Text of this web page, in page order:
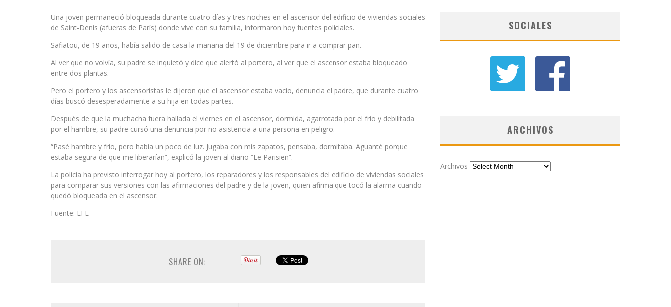
Una joven permaneció bloqueada durante cuatro días y tres noches en el ascensor del edificio de viviendas sociales
de Saint-Denis (afueras de París) donde vive con su familia, informaron hoy fuentes policiales.
Safiatou, de 19 años, había salido de casa la mañana del 19 de diciembre para ir a comprar pan.
Al ver que no volvía, su padre se inquietó y dice que alertó al portero, al ver que el ascensor estaba bloqueado
entre dos plantas.
Pero el portero y los ascensoristas le dijeron que el ascensor estaba vacío, denuncia el padre, que durante cuatro
días buscó desesperadamente a su hija en todas partes.
Después de que la muchacha fuera hallada el viernes en el ascensor, dormida, agarrotada por el frío y debilitada
por el hambre, su padre cursó una denuncia por no asistencia a una persona en peligro.
“Pasé hambre y frío, pero había un poco de luz. Jugaba con mis zapatos, pensaba, dormitaba. Aguanté porque
estaba segura de que me liberarían”, explicó la joven al diario “Le Parisien”.
La policía ha previsto interrogar hoy al portero, los reparadores y los responsables del edificio de viviendas sociales
para comparar sus versiones con las afirmaciones del padre y de la joven, quien afirma que tocó la alarma cuando
quedó bloqueada en el ascensor.
Fuente: EFE
SHARE ON:
SOCIALES
ARCHIVOS
Archivos